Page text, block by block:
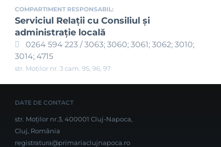
COMPARTIMENT RESPONSABIL:
Serviciul Relaţii cu Consiliul şi
administraţie locală
0264 594 223 / 3063; 3060; 3061; 3062; 3010;
3014; 4715
str. Moților nr. 3 cam. 95, 96, 97
DATE DE CONTACT
str. Moților nr.3, 400001 Cluj-Napoca,
Cluj, România
registratura@primariaclujnapoca.ro